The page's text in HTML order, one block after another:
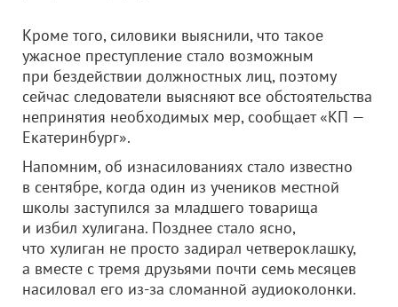
Кроме того, силовики выяснили, что такое
ужасное преступление стало возможным
при бездействии должностных лиц, поэтому
сейчас следователи выясняют все обстоятельства
непринятия необходимых мер, сообщает «КП —
Екатеринбург».
Напомним, об изнасилованиях стало известно
в сентябре, когда один из учеников местной
школы заступился за младшего товарища
и избил хулигана. Позднее стало ясно,
что хулиган не просто задирал четвероклашку,
а вместе с тремя друзьями почти семь месяцев
насиловал его из-за сломанной аудиоколонки.